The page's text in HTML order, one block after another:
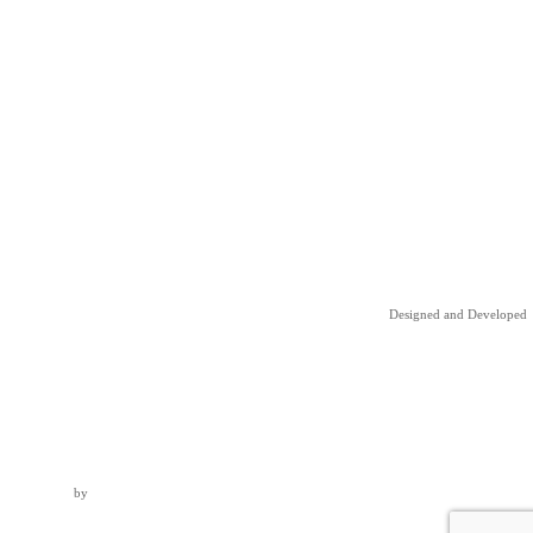
Designed and Developed
by